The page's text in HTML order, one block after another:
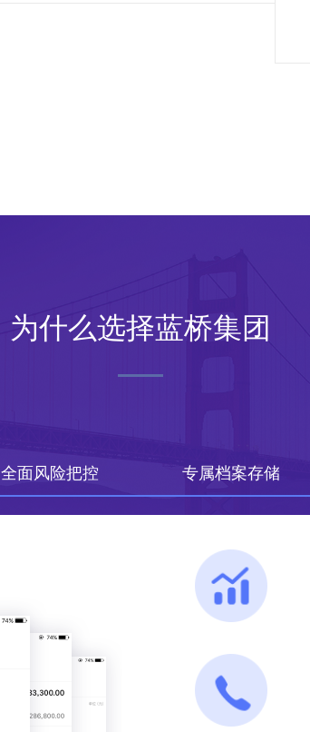
为什么选择蓝桥集团
全面风险把控 专属档案存储